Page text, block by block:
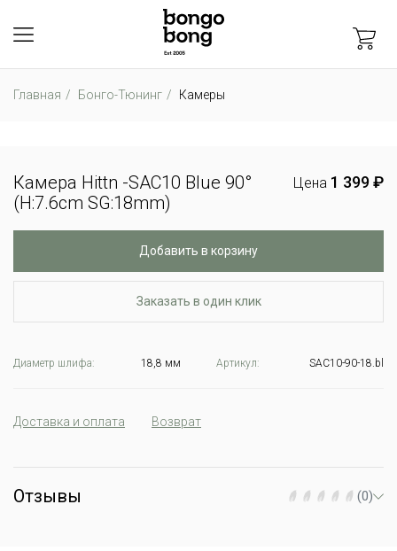
Главная Бонго-Тюнинг Камеры
Камера Hittn -SAC10 Blue 90°
(H:7.6cm SG:18mm)
Цена 1 399 ₽
Добавить в корзину
Заказать в один клик
Диаметр шлифа: 18,8 мм Артикул: SAC10-90-18.bl
Доставка и оплата Возврат
Отзывы (0)